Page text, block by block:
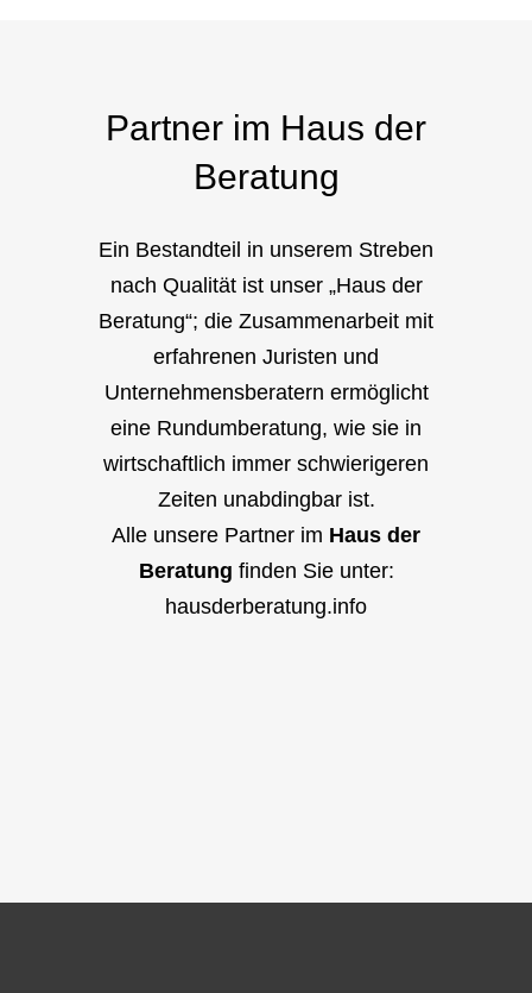
Partner im Haus der
Beratung
Ein Bestandteil in unserem Streben
nach Qualität ist unser „Haus der
Beratung“; die Zusammenarbeit mit
erfahrenen Juristen und
Unternehmensberatern ermöglicht
eine Rundumberatung, wie sie in
wirtschaftlich immer schwierigeren
Zeiten unabdingbar ist.
Alle unsere Partner im Haus der
Beratung finden Sie unter:
hausderberatung.info